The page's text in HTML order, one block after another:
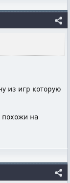
из игр которую
на